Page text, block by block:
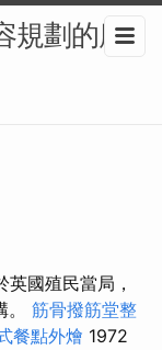
規劃的應
國殖民當局，
筋骨撥筋堂整
餐點外燴 1972